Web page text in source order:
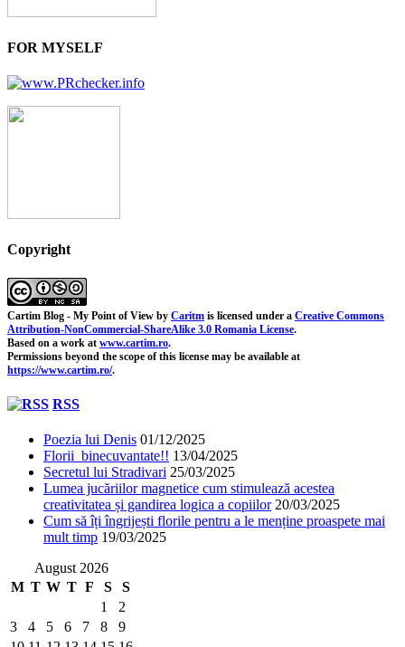
FOR MYSELF
Copyright
Cartim Blog - My Point of View by Caritm is licensed under a Creative Commons
Attribution-NonCommercial-ShareAlike 3.0 Romania License.
Based on a work at www.cartim.ro.
Permissions beyond the scope of this license may be available at
https://www.cartim.ro/.
RSS
Poezia lui Denis 01/12/2025
Florii binecuvantate!! 13/04/2025
Secretul lui Stradivari 25/03/2025
Lumea jucăriilor magnetice cum stimulează acestea
creativitatea și gandirea logica a copiilor 20/03/2025
Cum să îți îngrijești florile pentru a le menține proaspete mai
mult timp 19/03/2025
August 2026
M T W T F S
S
1
2
3
4 5 6 7 8
9